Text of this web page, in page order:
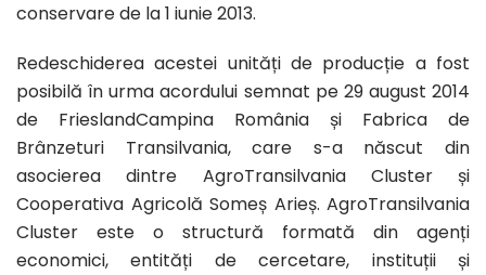
conservare de la 1 iunie 2013.
Redeschiderea acestei unități de producție a fost
posibilă în urma acordului semnat pe 29 august 2014
de FrieslandCampina România și Fabrica de
Brânzeturi Transilvania, care s-a născut din
asocierea dintre AgroTransilvania Cluster și
Cooperativa Agricolă Someș Arieș. AgroTransilvania
Cluster este o structură formată din agenți
economici, entități de cercetare, instituții și